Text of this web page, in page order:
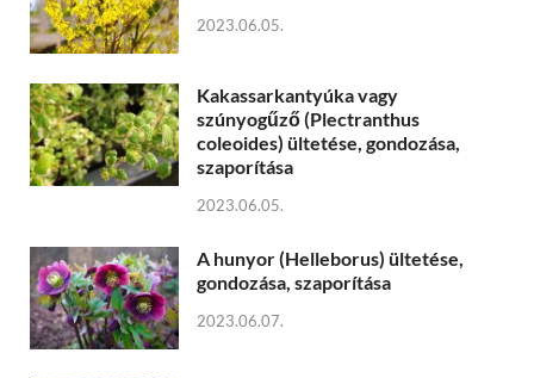
2023.06.05.
Kakassarkantyúka vagy
szúnyogűző (Plectranthus
coleoides) ültetése, gondozása,
szaporítása
2023.06.05.
A hunyor (Helleborus) ültetése,
gondozása, szaporítása
2023.06.07.